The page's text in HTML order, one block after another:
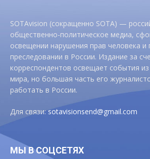
SOTAvision (сокращенно SOTA) —
общественно-политическое медиа,
освещении нарушения прав человека и
преследовании в России. Издание за
корреспондентов освещает события
мира, но большая часть его
работать в России.
Для связи:sotavisionsend@gmail.com
МЫ В СОЦСЕТЯХ